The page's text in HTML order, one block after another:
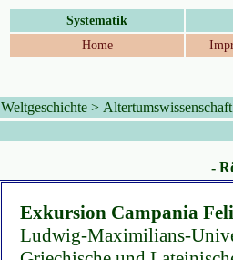
Systematik
Home
Weltgeschichte > Altertumswissenschaft
-
Exkursion Campania
Ludwig-Maximilians-